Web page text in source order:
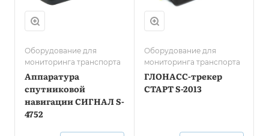
Оборудование для
мониторинга транспорта
Аппаратура
спутниковой
навигации СИГНАЛ S-
4752
Оборудование для
мониторинга транспорта
ГЛОНАСС-трекер
СТАРТ S-2013